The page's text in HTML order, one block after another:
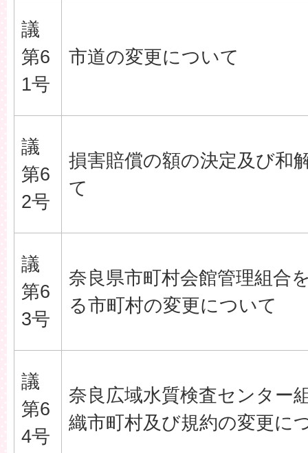
議
第6
1号
市道の変更について
議
第6
2号
損害賠償の額の決定及び和
て
議
第6
3号
奈良県市町村会館管理組合
る市町村の変更について
議
第6
4号
奈良広域水質検査センター
織市町村及び規約の変更に